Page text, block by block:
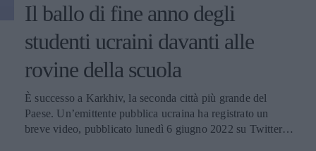
Il ballo di fine anno degli
studenti ucraini davanti alle
rovine della scuola
È successo a Karkhiv, la seconda città più grande del
Paese. Un’emittente pubblica ucraina ha registrato un
breve video, pubblicato lunedì 6 giugno 2022 su Twitter